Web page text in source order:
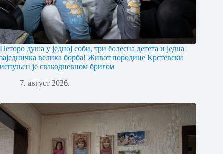
Петоро душа у једној соби, три болесна детета и једна
заједничка велика борба! Живот породице Крстевски
испуњен је свакодневном бригом
7. август 2026.